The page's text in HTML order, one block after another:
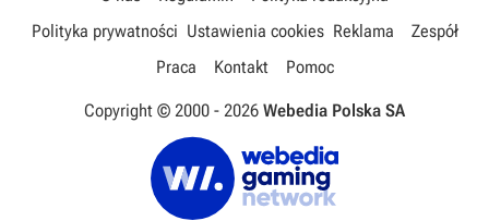
Polityka prywatności Ustawienia cookies Reklama
Zespół
Praca
Kontakt Pomoc
Copyright © 2000 - 2026 Webedia Polska SA